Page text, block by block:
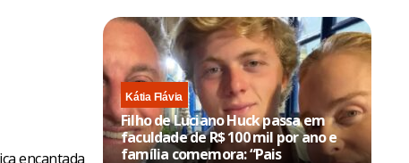
encantada
Kátia Flávia
Filho de Luciano Huck passa em
faculdade de R$ 100 mil por ano e
família comemora: “Pais